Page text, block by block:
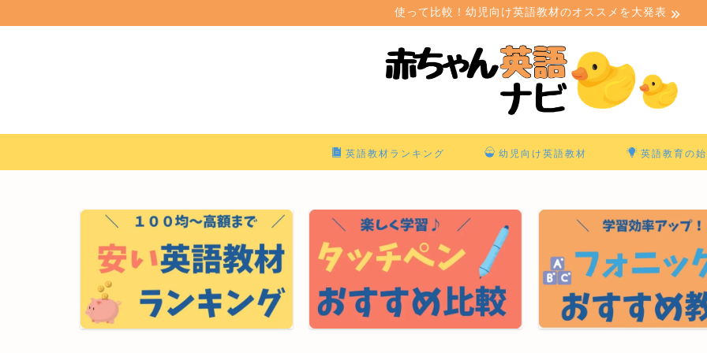
使って比較！幼児向け英語教材のオススメを大発表
英語教材ランキング 幼児向け英語教材 英語教育の